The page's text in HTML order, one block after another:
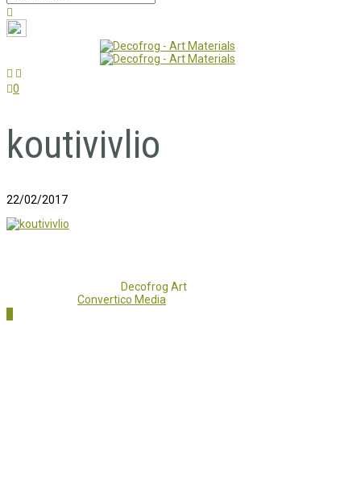
0
koutivivlio
22/02/2017
Decofrog Art
Convertico Media